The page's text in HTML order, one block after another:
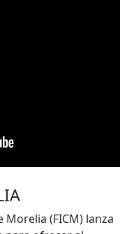
Morelia (FICM) lanza